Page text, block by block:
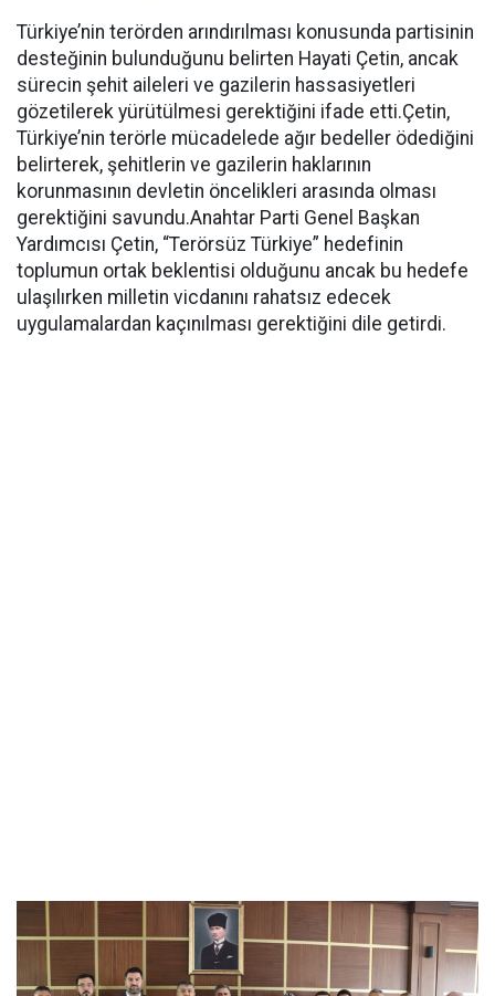
Türkiye’nin terörden arındırılması konusunda partisinin
desteğinin bulunduğunu belirten Hayati Çetin, ancak
sürecin şehit aileleri ve gazilerin hassasiyetleri
gözetilerek yürütülmesi gerektiğini ifade etti.Çetin,
Türkiye’nin terörle mücadelede ağır bedeller ödediğini
belirterek, şehitlerin ve gazilerin haklarının
korunmasının devletin öncelikleri arasında olması
gerektiğini savundu.Anahtar Parti Genel Başkan
Yardımcısı Çetin, “Terörsüz Türkiye” hedefinin
toplumun ortak beklentisi olduğunu ancak bu hedefe
ulaşılırken milletin vicdanını rahatsız edecek
uygulamalardan kaçınılması gerektiğini dile getirdi.